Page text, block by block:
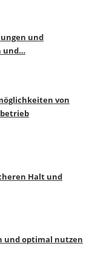
und
und…
von
Halt und
und optimal nutzen